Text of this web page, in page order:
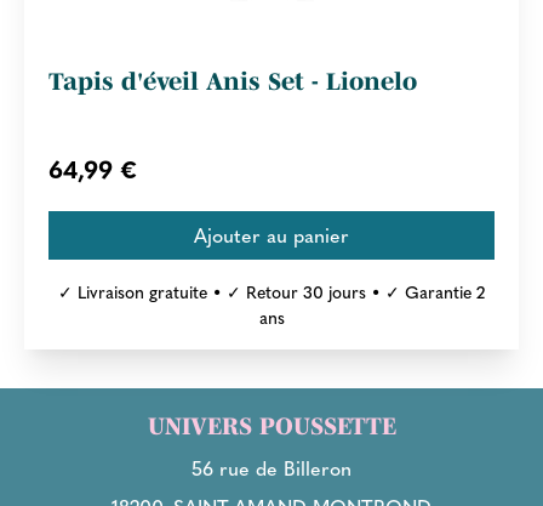
Tapis d'éveil Anis Set - Lionelo
64,99 €
✓ Livraison gratuite • ✓ Retour 30 jours • ✓ Garantie 2
ans
UNIVERS POUSSETTE
56 rue de Billeron